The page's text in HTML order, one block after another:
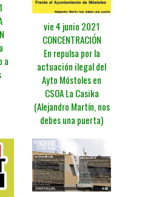
a
vie 4 junio 2021
CONCENTRACIÓN
En repulsa por la
actuación ilegal del
Ayto Móstoles en
CSOA La Casika
(Alejandro Martín, nos
debes una puerta)